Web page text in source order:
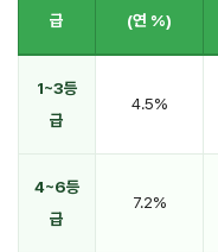
급
(연 %)
1~3등
급
4.5%
4~6등
급
7.2%